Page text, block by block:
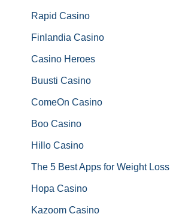
Rapid Casino
Finlandia Casino
Casino Heroes
Buusti Casino
ComeOn Casino
Boo Casino
Hillo Casino
The 5 Best Apps for Weight Loss
Hopa Casino
Kazoom Casino